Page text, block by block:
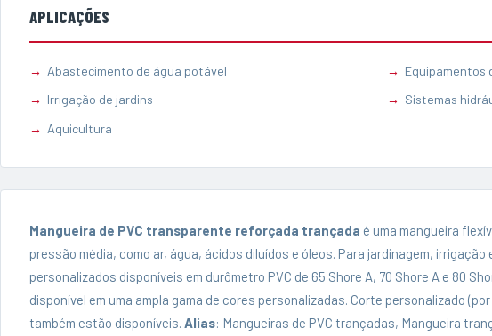
APLICAÇÕES
Abastecimento de água potável
Equipamentos
Irrigação de jardins
Sistemas
Aquicultura
Mangueira de PVC transparente reforçada trançada é uma mangueira
pressão média, como ar, água, ácidos diluídos e óleos. Para jardinagem,
personalizados disponíveis em durômetro PVC de 65 Shore A, 70 Shore A e 80
disponível em uma ampla gama de cores personalizadas. Corte personalizado
também estão disponíveis. Alias: Mangueiras de PVC trançadas, Mangueira